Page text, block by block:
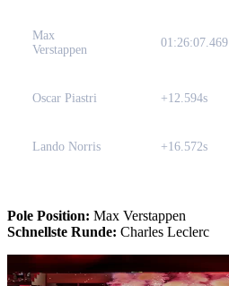
Max
Verstappen
01:26:07.469
Oscar Piastri +12.594s
Lando Norris +16.572s
Pole Position: Max Verstappen
Schnellste Runde: Charles Leclerc